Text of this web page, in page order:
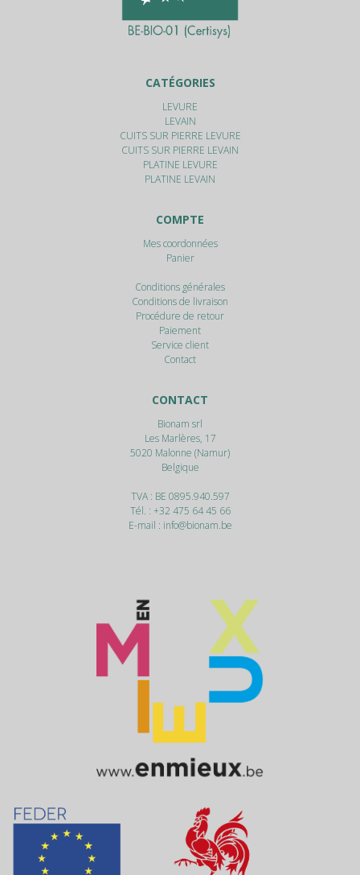
CATÉGORIES
LEVURE
LEVAIN
CUITS SUR PIERRE LEVURE
CUITS SUR PIERRE LEVAIN
PLATINE LEVURE
PLATINE LEVAIN
COMPTE
Mes coordonnées
Panier
Conditions générales
Conditions de livraison
Procédure de retour
Paiement
Service client
Contact
CONTACT
Bionam srl
Les Marlères, 17
5020 Malonne (Namur)
Belgique
TVA : BE 0895.940.597
Tél. : +32 475 64 45 66
E-mail : info@bionam.be